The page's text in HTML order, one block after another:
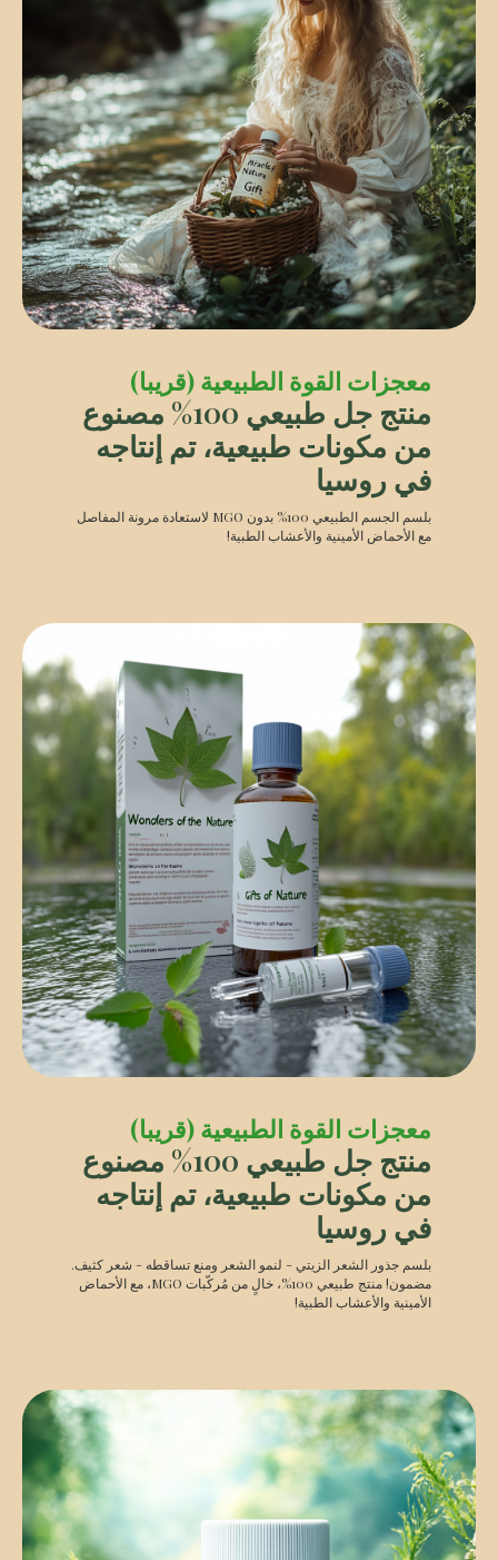
معجزات القوة الطبيعية (قريبا)
منتج جل طبيعي 100% مصنوع
من مكونات طبيعية، تم إنتاجه
في روسيا
بلسم الجسم الطبيعي 100% بدون MGO لاستعادة مرونة المفاصل
مع الأحماض الأمينية والأعشاب الطبية!
معجزات القوة الطبيعية (قريبا)
منتج جل طبيعي 100% مصنوع
من مكونات طبيعية، تم إنتاجه
في روسيا
بلسم جذور الشعر الزيتي - لنمو الشعر ومنع تساقطه - شعر كثيف.
مضمون! منتج طبيعي 100%، خالٍ من مُركّبات MGO، مع الأحماض
الأمينية والأعشاب الطبية!